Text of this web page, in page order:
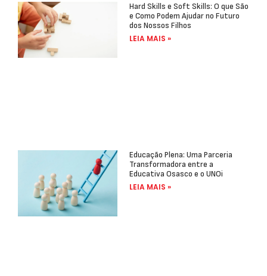
Hard Skills e Soft Skills: O que São
e Como Podem Ajudar no Futuro
dos Nossos Filhos
LEIA MAIS »
Educação Plena: Uma Parceria
Transformadora entre a
Educativa Osasco e o UNOi
LEIA MAIS »